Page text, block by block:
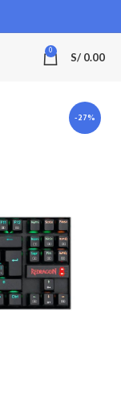
0 S/ 0.00
-27%